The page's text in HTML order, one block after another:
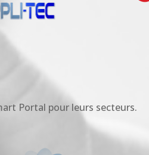
Portal pour leurs secteurs.